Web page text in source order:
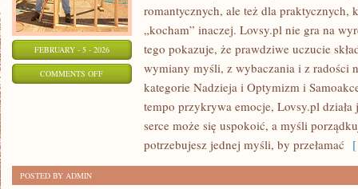
FEBRUARY - 5 - 2026
COMMENTS OFFON
INTROWERSJA
EKSTRAWERSJA
romantycznych, ale też dla praktycznych,
„kocham” inaczej. Lovsy.pl nie gra na
tego pokazuje, że prawdziwe uczucie
wymiany myśli, z wybaczania i z radości
kategorie Nadzieja i Optymizm i
tempo przykrywa emocje, Lovsy.pl
serce może się uspokoić, a myśli
potrzebujesz jednej myśli, by przełamać
POSTED BY ADMIN